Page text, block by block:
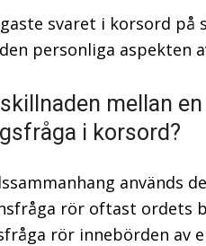
svaret i korsord på
personliga aspekten
mellan
i korsord?
används
rör oftast ordets
rör innebörden av